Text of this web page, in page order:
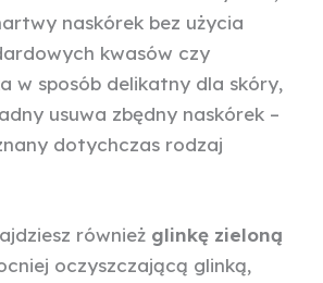
naskórek bez użycia
kwasów czy
w sposób delikatny dla skóry,
usuwa zbędny naskórek –
dotychczas rodzaj
również glinkę zieloną
oczyszczającą glinką,